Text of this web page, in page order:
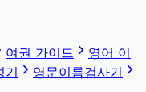
여권 가이드
영어 이
기
영문이름검사기